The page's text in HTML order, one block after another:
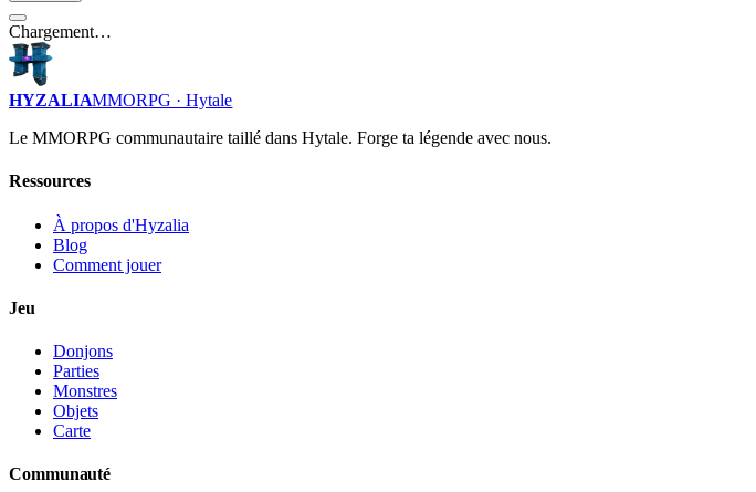
Chargement…
HYZALIAMMORPG · Hytale
Le MMORPG communautaire taillé dans Hytale. Forge ta légende avec nous.
Ressources
À propos d'Hyzalia
Blog
Comment jouer
Jeu
Donjons
Parties
Monstres
Objets
Carte
Communauté